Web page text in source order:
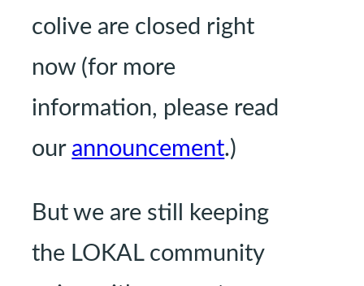
colive are closed right
now (for more
information, please read
our announcement.)
But we are still keeping
the LOKAL community